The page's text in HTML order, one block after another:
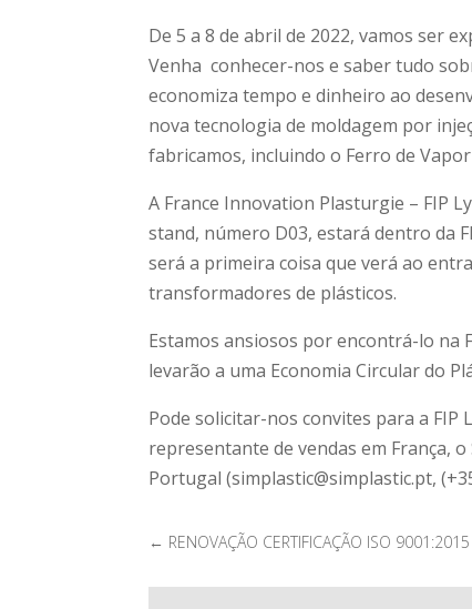
De 5 a 8 de abril de 2022, vamos ser
Venha conhecer-nos e saber tudo
economiza tempo e dinheiro ao
nova tecnologia de moldagem por
fabricamos, incluindo o Ferro de Vapor
A France Innovation Plasturgie – FIP
stand, número D03, estará dentro da
será a primeira coisa que verá ao
transformadores de plásticos.
Estamos ansiosos por encontrá-lo na
levarão a uma Economia Circular do
Pode solicitar-nos convites para a
representante de vendas em França,
Portugal (simplastic@simplastic.pt,
← RENOVAÇÃO CERTIFICAÇÃO ISO 9001:2015